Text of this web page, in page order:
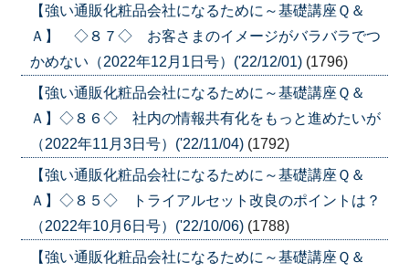
【強い通販化粧品会社になるために～基礎講座Ｑ＆
Ａ】 ◇８７◇ お客さまのイメージがバラバラでつ
かめない（2022年12月1日号）('22/12/01) (1796)
【強い通販化粧品会社になるために～基礎講座Ｑ＆
Ａ】◇８６◇ 社内の情報共有化をもっと進めたいが
（2022年11月3日号）('22/11/04) (1792)
【強い通販化粧品会社になるために～基礎講座Ｑ＆
Ａ】◇８５◇ トライアルセット改良のポイントは？
（2022年10月6日号）('22/10/06) (1788)
【強い通販化粧品会社になるために～基礎講座Ｑ＆